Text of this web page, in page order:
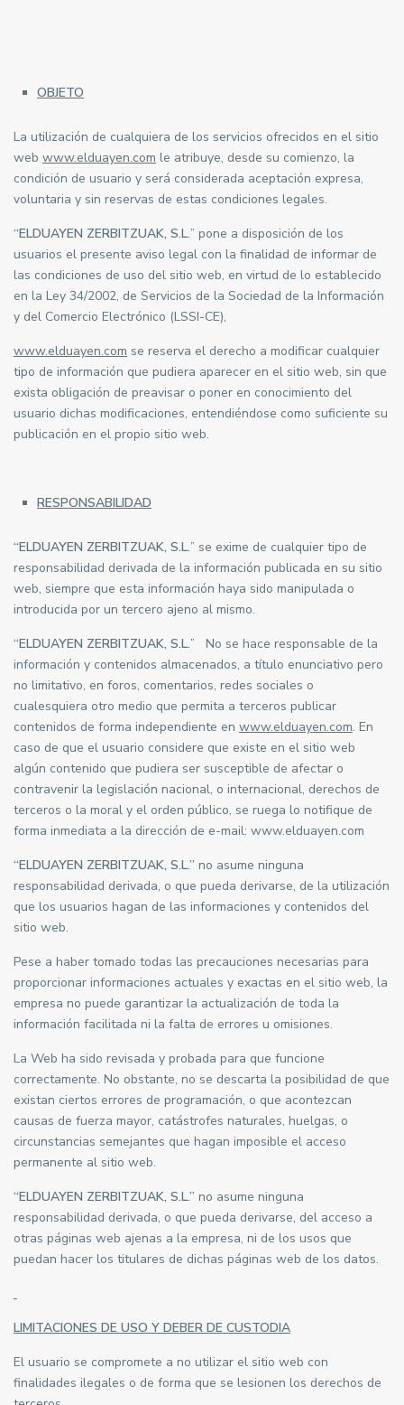
OBJETO
La utilización de cualquiera de los servicios ofrecidos en el sitio
web www.elduayen.com le atribuye, desde su comienzo, la
condición de usuario y será considerada aceptación expresa,
voluntaria y sin reservas de estas condiciones legales.
“ELDUAYEN ZERBITZUAK, S.L.” pone a disposición de los
usuarios el presente aviso legal con la finalidad de informar de
las condiciones de uso del sitio web, en virtud de lo establecido
en la Ley 34/2002, de Servicios de la Sociedad de la Información
y del Comercio Electrónico (LSSI-CE),
www.elduayen.com se reserva el derecho a modificar cualquier
tipo de información que pudiera aparecer en el sitio web, sin que
exista obligación de preavisar o poner en conocimiento del
usuario dichas modificaciones, entendiéndose como suficiente su
publicación en el propio sitio web.
RESPONSABILIDAD
“ELDUAYEN ZERBITZUAK, S.L.” se exime de cualquier tipo de
responsabilidad derivada de la información publicada en su sitio
web, siempre que esta información haya sido manipulada o
introducida por un tercero ajeno al mismo.
“ELDUAYEN ZERBITZUAK, S.L.” No se hace responsable de la
información y contenidos almacenados, a título enunciativo pero
no limitativo, en foros, comentarios, redes sociales o
cualesquiera otro medio que permita a terceros publicar
contenidos de forma independiente en www.elduayen.com. En
caso de que el usuario considere que existe en el sitio web
algún contenido que pudiera ser susceptible de afectar o
contravenir la legislación nacional, o internacional, derechos de
terceros o la moral y el orden público, se ruega lo notifique de
forma inmediata a la dirección de e-mail: www.elduayen.com
“ELDUAYEN ZERBITZUAK, S.L.” no asume ninguna
responsabilidad derivada, o que pueda derivarse, de la utilización
que los usuarios hagan de las informaciones y contenidos del
sitio web.
Pese a haber tomado todas las precauciones necesarias para
proporcionar informaciones actuales y exactas en el sitio web, la
empresa no puede garantizar la actualización de toda la
información facilitada ni la falta de errores u omisiones.
La Web ha sido revisada y probada para que funcione
correctamente. No obstante, no se descarta la posibilidad de que
existan ciertos errores de programación, o que acontezcan
causas de fuerza mayor, catástrofes naturales, huelgas, o
circunstancias semejantes que hagan imposible el acceso
permanente al sitio web.
“ELDUAYEN ZERBITZUAK, S.L.” no asume ninguna
responsabilidad derivada, o que pueda derivarse, del acceso a
otras páginas web ajenas a la empresa, ni de los usos que
puedan hacer los titulares de dichas páginas web de los datos.
LIMITACIONES DE USO Y DEBER DE CUSTODIA
El usuario se compromete a no utilizar el sitio web con
finalidades ilegales o de forma que se lesionen los derechos de